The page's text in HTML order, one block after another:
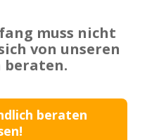
muss nicht
von unseren
beraten.
beraten